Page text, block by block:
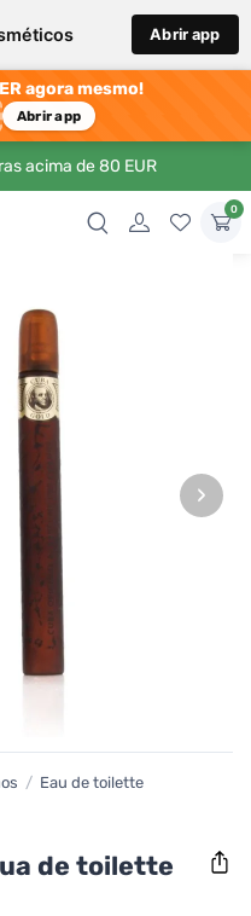
Abrir app
agora mesmo!
Abrir app
acima de 80 EUR
0
›
/ Eau de toilette
de toilette